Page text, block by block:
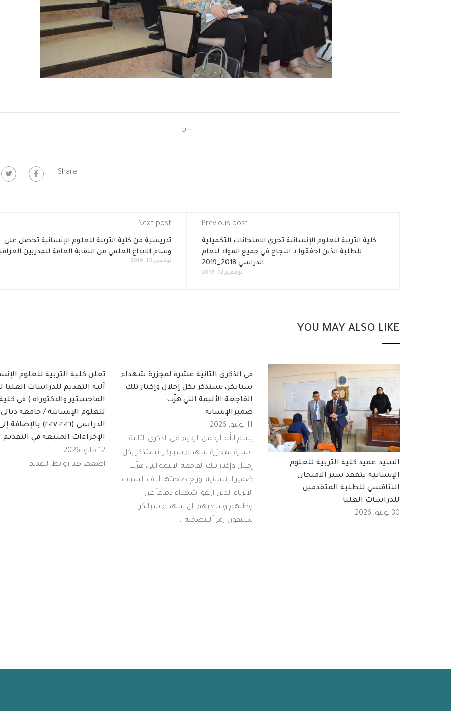
ش
Share:
Previous post
كلية التربية للعلوم الإنسانية تجري الامتحانات التكميلية
للطلبة الذين اخفقوا بـ النجاح في جميع المواد للعام
الدراسي 2018_2019
نوفمبر 12, 2019
Next post
تدريسية من كلية التربية للعلوم الإنسانية تحصل على
وسام الابداع العلمي من النقابة العامة للمدربين
نوفمبر 12, 2019
YOU MAY ALSO LIKE
السيد عميد كلية التربية للعلوم
الإنسانية يتفقد سير الامتحان
التنافسي للطلبة المتقدمين
للدراسات العليا
30 يونيو, 2026
في الذكرى الثانية عشرة لمجزرة شهداء
سبايكر، نستذكر بكل إجلال وإكبار تلك
الفاجعة الأليمة التي هزّت
ضميرالإنسانة
11 يونيو, 2026
بسم الله الرحمن الرحيم في الذكرى الثانية
عشرة لمجزرة شهداء سبايكر، نستذكر بكل
إجلال وإكبار تلك الفاجعة الأليمة التي هزّت
ضمير الإنسانية، وراح ضحيتها آلاف الشباب
الأبرياء الذين ارتقوا شهداء دفاعاً عن
وطنهم وشعبهم. إن شهداء سبايكر
سيبقون رمزاً للتضحية …
تعلن كلية التربية للعلوم
آلية التقديم للدراسات العليا
الماجستير والدكتوراه ) في
للعلوم الإنسانية / جامعة
الدراسي (٢٠٢٦-٢٠٢٧) بالإضافة
الإجراءات المتبعة في التقديم.
12 مايو, 2026
اضغط هنا روابط التقديم